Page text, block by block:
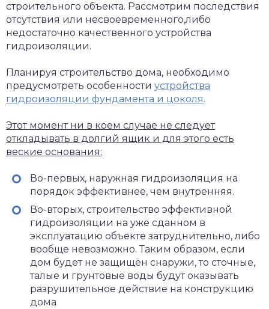
строительного объекта. Рассмотрим последствия
отсутствия или несвоевременного,либо
недостаточно качественного устройства
гидроизоляции.
Планируя строительство дома, необходимо
предусмотреть особенности устройства
гидроизоляции фундамента и цоколя.
Этот момент ни в коем случае не следует
откладывать в долгий ящик и для этого есть
веские основания:
Во-первых, наружная гидроизоляция на
порядок эффективнее, чем внутренняя.
Во-вторых, строительство эффективной
гидроизоляции на уже сданном в
эксплуатацию объекте затруднительно, либо
вообще невозможно. Таким образом, если
дом будет не защищён снаружи, то сточные,
талые и грунтовые воды будут оказывать
разрушительное действие на конструкцию
дома